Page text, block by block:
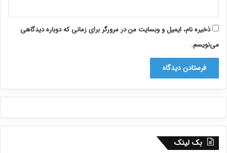
ذخیره نام، ایمیل و وبسایت من در مرورگر برای زمانی که دوباره دیدگاهی
می‌نویسم.
بک لینک